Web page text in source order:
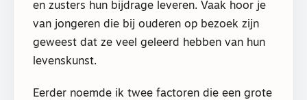
en zusters hun bijdrage leveren. Vaak hoor je
van jongeren die bij ouderen op bezoek zijn
geweest dat ze veel geleerd hebben van hun
levenskunst.
Eerder noemde ik twee factoren die een grote